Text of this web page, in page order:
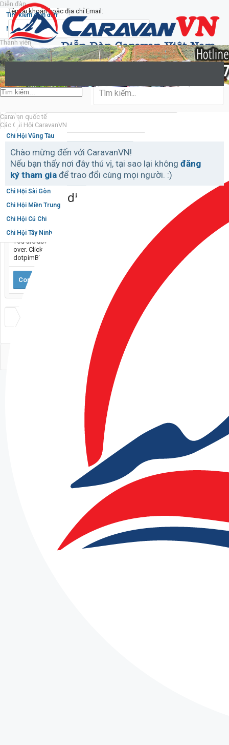
Diễn đàn
Tìm kiếm diễn đàn
Mới nhất
Thành viên
Notable Members
New Profile Posts
Caravan quốc tế
Các Chi Hội CaravanVN
Chi Hội Vũng Tàu
Chi Hội Đồng Nai
Chi Hội Miền Bắc
Chi Hội Bình Dương
Chi Hội Sài Gòn
Chi Hội Miền Trung
Chi Hội Củ Chi
Chi Hội Tây Ninh
Tên tài khoản hoặc địa chỉ Email:
Mật khẩu:
Chào mừng đến với CaravanVN!
Nếu bạn thấy nơi đây thú vị, tại sao lại không đăng
ký tham gia để trao đổi cùng mọi người. :)
External Redirect
You are about to leave CaravanVN and visit a site we have no control
over. Click the button below to continue to
dotpimBlogPromotion.shop.
Continue...
Tiếng Việt
Liên hệ Trợ giúp